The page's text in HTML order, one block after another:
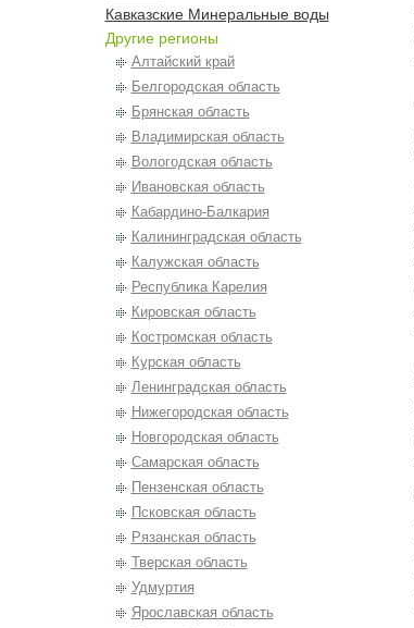
Кавказские Минеральные воды
Другие регионы
Алтайский край
Белгородская область
Брянская область
Владимирская область
Вологодская область
Ивановская область
Кабардино-Балкария
Калининградская область
Калужская область
Республика Карелия
Кировская область
Костромская область
Курская область
Ленинградская область
Нижегородская область
Новгородская область
Самарская область
Пензенская область
Псковская область
Рязанская область
Тверская область
Удмуртия
Ярославская область